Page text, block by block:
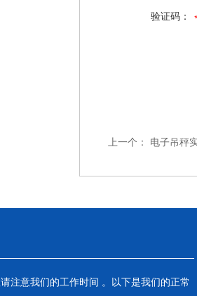
验证码：
上一个： 电子吊秤
注意我们的工作时间 。以下是我们的正常